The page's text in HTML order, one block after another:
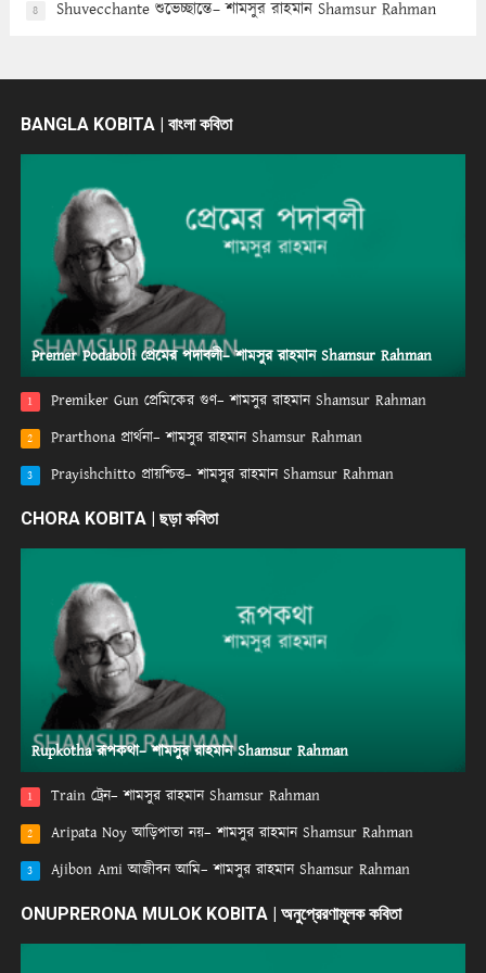
8 Shuvecchante শুভেচ্ছান্তে– শামসুর রাহমান Shamsur Rahman
BANGLA KOBITA | বাংলা কবিতা
Premer Podaboli প্রেমের পদাবলী– শামসুর রাহমান Shamsur Rahman
1 Premiker Gun প্রেমিকের গুণ– শামসুর রাহমান Shamsur Rahman
2 Prarthona প্রার্থনা– শামসুর রাহমান Shamsur Rahman
3 Prayishchitto প্রায়শ্চিত্ত– শামসুর রাহমান Shamsur Rahman
CHORA KOBITA | ছড়া কবিতা
Rupkotha রূপকথা– শামসুর রাহমান Shamsur Rahman
1 Train ট্রেন– শামসুর রাহমান Shamsur Rahman
2 Aripata Noy আড়িপাতা নয়– শামসুর রাহমান Shamsur Rahman
3 Ajibon Ami আজীবন আমি– শামসুর রাহমান Shamsur Rahman
ONUPRERONA MULOK KOBITA | অনুপ্রেরণামূলক কবিতা